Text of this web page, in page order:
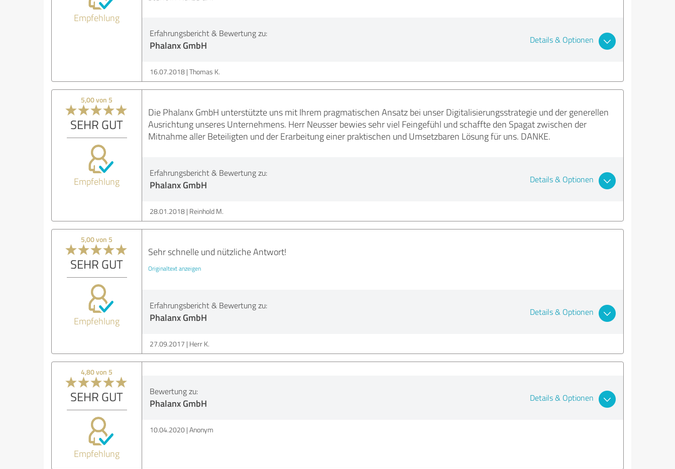
Empfehlung
Erfahrungsbericht & Bewertung zu:
Phalanx GmbH Details & Optionen
16.07.2018 Thomas K.
5,00 von 5
SEHR GUT
Empfehlung
Die Phalanx GmbH unterstützte uns mit Ihrem pragmatischen Ansatz bei unser Digitalisierungsstrategie und der generellen
Ausrichtung unseres Unternehmens. Herr Neusser bewies sehr viel Feingefühl und schaffte den Spagat zwischen der
Mitnahme aller Beteiligten und der Erarbeitung einer praktischen und Umsetzbaren Lösung für uns. DANKE.
Erfahrungsbericht & Bewertung zu:
Phalanx GmbH Details & Optionen
28.01.2018 Reinhold M.
5,00 von 5
SEHR GUT
Empfehlung
Sehr schnelle und nützliche Antwort!
Originaltext anzeigen
Erfahrungsbericht & Bewertung zu:
Phalanx GmbH Details & Optionen
27.09.2017 Herr K.
4,80 von 5
SEHR GUT
Empfehlung
Bewertung zu:
Phalanx GmbH Details & Optionen
10.04.2020 Anonym